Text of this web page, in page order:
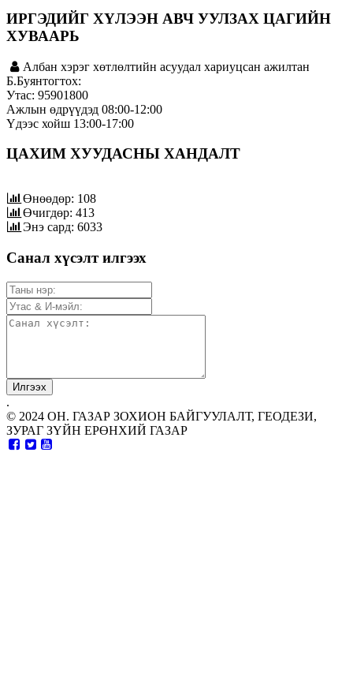
ИРГЭДИЙГ ХҮЛЭЭН АВЧ УУЛЗАХ ЦАГИЙН
ХУВААРЬ
Албан хэрэг хөтлөлтийн асуудал хариуцсан ажилтан
Б.Буянтогтох:
Утас: 95901800
Ажлын өдрүүдэд 08:00-12:00
Үдээс хойш 13:00-17:00
ЦАХИМ ХУУДАСНЫ ХАНДАЛТ
Өнөөдөр: 108
Өчигдөр: 413
Энэ сард: 6033
Санал хүсэлт илгээх
.
© 2024 ОН. ГАЗАР ЗОХИОН БАЙГУУЛАЛТ, ГЕОДЕЗИ,
ЗУРАГ ЗҮЙН ЕРӨНХИЙ ГАЗАР